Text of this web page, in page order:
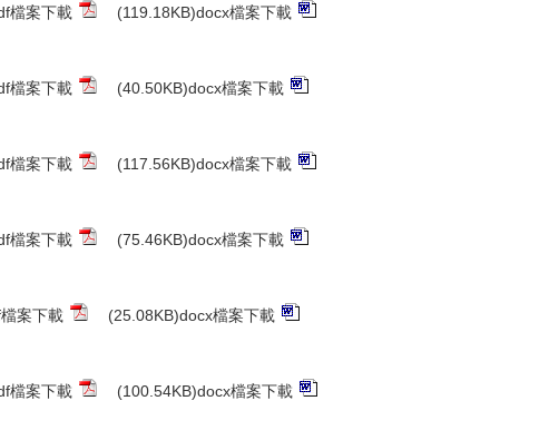
檔案下載 (119.18KB)docx檔案下載
檔案下載 (40.50KB)docx檔案下載
檔案下載 (117.56KB)docx檔案下載
檔案下載 (75.46KB)docx檔案下載
案下載 (25.08KB)docx檔案下載
檔案下載 (100.54KB)docx檔案下載